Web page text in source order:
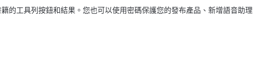
的工具列按鈕和結果。您也可以使用密碼保護您的發布產品、新增語音助理